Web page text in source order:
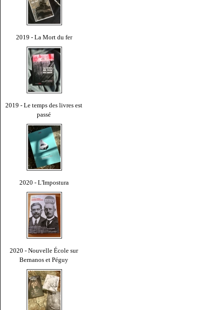
2019 - La Mort du fer
2019 - Le temps des livres est
passé
2020 - L'Impostura
2020 - Nouvelle École sur
Bernanos et Péguy